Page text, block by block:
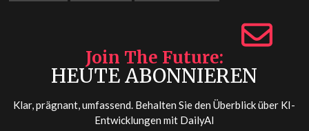
Join The Future
HEUTE ABONNIEREN
Klar, prägnant, umfassend. Behalten Sie den Überblick über KI-
Entwicklungen mit DailyAI